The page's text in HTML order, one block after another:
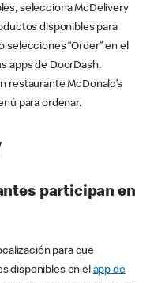
selecciona McDelivery
disponibles para
“Order” en el
apps de DoorDash,
restaurante McDonald’s
para ordenar.
participan en
para que
disponibles en el app de